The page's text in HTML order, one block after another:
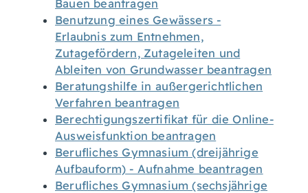
Bauen beantragen
Benutzung eines Gewässers -
Erlaubnis zum Entnehmen,
Zutagefördern, Zutageleiten und
Ableiten von Grundwasser beantragen
Beratungshilfe in außergerichtlichen
Verfahren beantragen
Berechtigungszertifikat für die Online-
Ausweisfunktion beantragen
Berufliches Gymnasium (dreijährige
Aufbauform) - Aufnahme beantragen
Berufliches Gymnasium (sechsjährige